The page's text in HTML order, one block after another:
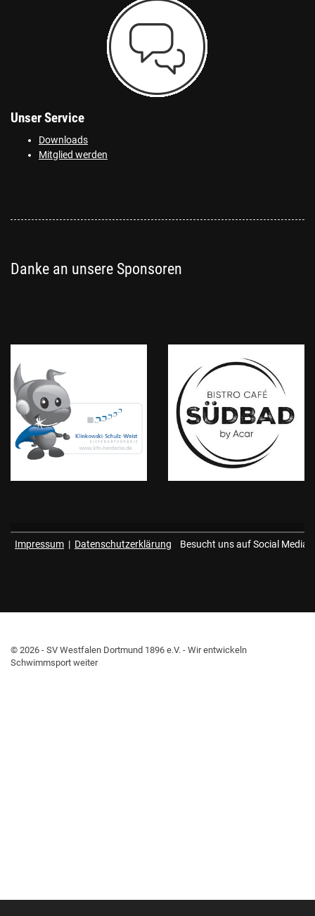
Unser Service
Downloads
Mitglied werden
Danke an unsere Sponsoren
Impressum | Datenschutzerklärung Besucht uns auf Social Media
© 2026 - SV Westfalen Dortmund 1896 e.V. - Wir entwickeln
Schwimmsport weiter